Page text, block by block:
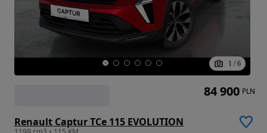
1 / 6
Renault Captur TCe 115 EVOLUTION
84 900 PLN